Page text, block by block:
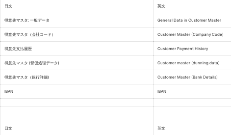
日文 英文
得意先マスタ: 一般データ General Data in Customer Master
得意先マスタ（会社コード） Customer Master (Company Code)
得意先支払履歴 Customer Payment History
得意先マスタ (督促処理データ) Customer master (dunning data)
得意先マスタ（銀行詳細) Customer Master (Bank Details)
IBAN IBAN
日文 英文